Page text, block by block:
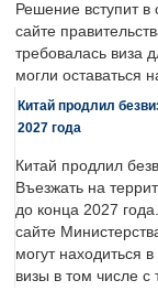
Решение вступит
сайте
требовалась виза
могли оставаться
Китай продлил
2027 года
Китай продлил
Въезжать на
до конца 2027
сайте
могут находиться
визы в том числе с